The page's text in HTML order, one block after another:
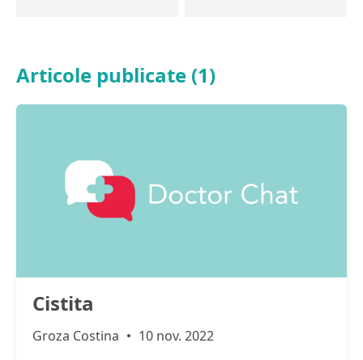
Articole publicate (1)
Cistita
Groza Costina 10 nov. 2022